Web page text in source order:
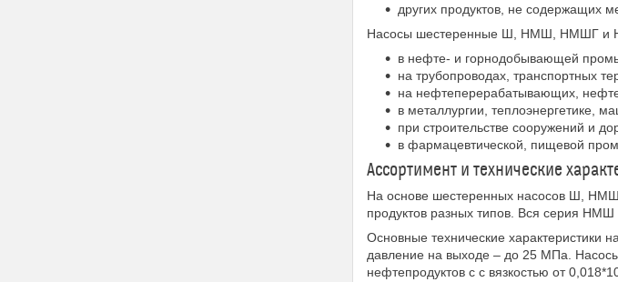
других продуктов, не содержащих
Насосы шестеренные Ш, НМШ, НМШГ и
в нефте- и горнодобывающей
на трубопроводах, транспортных
на нефтеперерабатывающих,
в металлургии, теплоэнергетике,
при строительстве сооружений и
в фармацевтической, пищевой
Ассортимент и технические
На основе шестеренных насосов Ш,
продуктов разных типов. Вся серия НМШ
Основные технические характеристики
давление на выходе – до 25 МПа.
нефтепродуктов с с вязкостью от